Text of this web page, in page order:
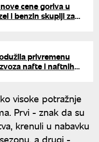
cene goriva u
i benzin skuplji za
privremenu
nafte i naftnih
visoke potražnje
Prvi - znak da su
krenuli u nabavku
a drugi -